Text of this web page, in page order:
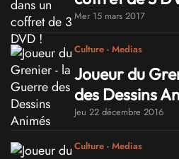
Mer 15 mars 2017
Culture - Medias
Joueur du
des Dessins
Jeu 22 décembre 2016
Culture - Medias